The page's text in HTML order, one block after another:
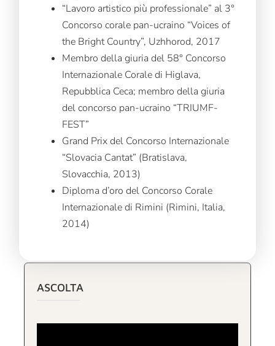
“Lavoro artistico più professionale” al 3°
Concorso corale pan-ucraino “Voices of
the Bright Country”, Uzhhorod, 2017
Membro della giuria del 58° Concorso
Internazionale Corale di Higlava,
Repubblica Ceca; membro della giuria
del concorso pan-ucraino “TRIUMF-
FEST”
Grand Prix del Concorso Internazionale
“Slovacia Cantat” (Bratislava,
Slovacchia, 2013)
Diploma d’oro del Concorso Corale
Internazionale di Rimini (Rimini, Italia,
2014)
ASCOLTA